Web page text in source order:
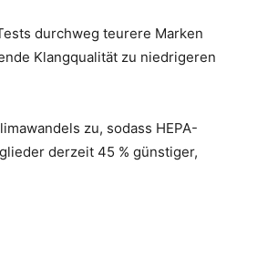
durchweg teurere Marken
Klangqualität zu niedrigeren
zu, sodass HEPA-
derzeit 45 % günstiger,